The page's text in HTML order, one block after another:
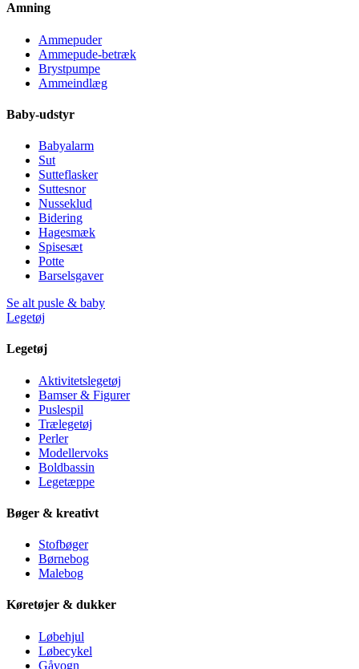
Amning
Ammepuder
Ammepude-betræk
Brystpumpe
Ammeindlæg
Baby-udstyr
Babyalarm
Sut
Sutteflasker
Suttesnor
Nusseklud
Bidering
Hagesmæk
Spisesæt
Potte
Barselsgaver
Se alt pusle & baby
Legetøj
Legetøj
Aktivitetslegetøj
Bamser & Figurer
Puslespil
Trælegetøj
Perler
Modellervoks
Boldbassin
Legetæppe
Bøger & kreativt
Stofbøger
Børnebog
Malebog
Køretøjer & dukker
Løbehjul
Løbecykel
Gåvogn